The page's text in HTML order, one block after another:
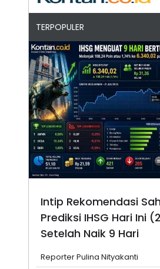
TERPOPULER
Intip Rekomendasi
Prediksi IHSG Hari Ini
Setelah Naik 9 Hari
Reporter Pulina Nityakanti